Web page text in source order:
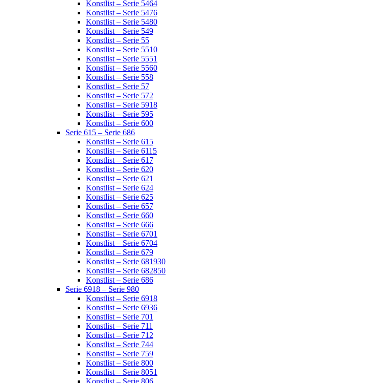
Konstlist – Serie 5464
Konstlist – Serie 5476
Konstlist – Serie 5480
Konstlist – Serie 549
Konstlist – Serie 55
Konstlist – Serie 5510
Konstlist – Serie 5551
Konstlist – Serie 5560
Konstlist – Serie 558
Konstlist – Serie 57
Konstlist – Serie 572
Konstlist – Serie 5918
Konstlist – Serie 595
Konstlist – Serie 600
Serie 615 – Serie 686
Konstlist – Serie 615
Konstlist – Serie 6115
Konstlist – Serie 617
Konstlist – Serie 620
Konstlist – Serie 621
Konstlist – Serie 624
Konstlist – Serie 625
Konstlist – Serie 657
Konstlist – Serie 660
Konstlist – Serie 666
Konstlist – Serie 6701
Konstlist – Serie 6704
Konstlist – Serie 679
Konstlist – Serie 681930
Konstlist – Serie 682850
Konstlist – Serie 686
Serie 6918 – Serie 980
Konstlist – Serie 6918
Konstlist – Serie 6936
Konstlist – Serie 701
Konstlist – Serie 711
Konstlist – Serie 712
Konstlist – Serie 744
Konstlist – Serie 759
Konstlist – Serie 800
Konstlist – Serie 8051
Konstlist – Serie 806